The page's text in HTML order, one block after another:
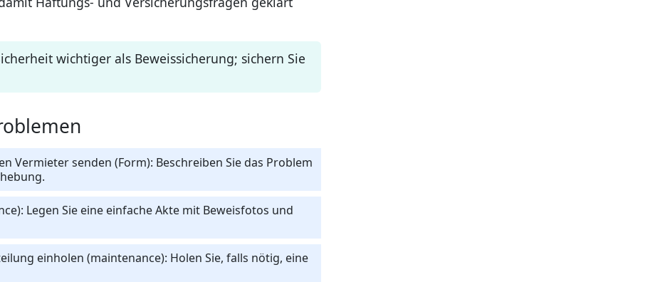
wichtiger als Beweissicherung; sichern Sie
Vermieter senden (Form): Beschreiben Sie das Problem
Legen Sie eine einfache Akte mit Beweisfotos und
einholen (maintenance): Holen Sie, falls nötig, eine